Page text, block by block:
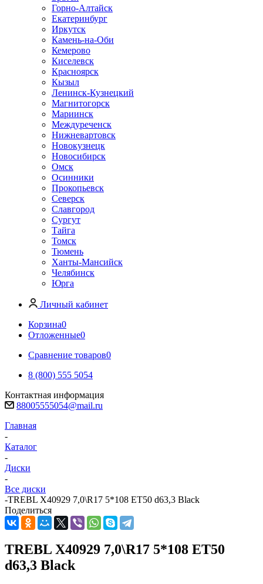
Горно-Алтайск
Екатеринбург
Иркутск
Камень-на-Оби
Кемерово
Киселевск
Красноярск
Кызыл
Ленинск-Кузнецкий
Магнитогорск
Мариинск
Междуреченск
Нижневартовск
Новокузнецк
Новосибирск
Омск
Осинники
Прокопьевск
Северск
Славгород
Сургут
Тайга
Томск
Тюмень
Ханты-Мансийск
Челябинск
Юрга
Личный кабинет
Корзина0
Отложенные0
Сравнение товаров0
8 (800) 555 5054
Контактная информация
88005555054@mail.ru
Главная
-
Каталог
-
Диски
-
Все диски
-TREBL X40929 7,0\R17 5*108 ET50 d63,3 Black
Поделиться
TREBL X40929 7,0\R17 5*108 ET50
d63,3 Black